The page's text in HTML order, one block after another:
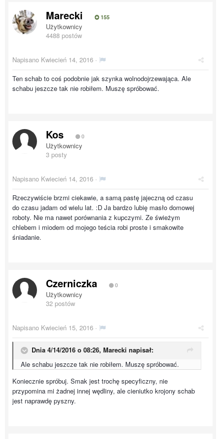
Marecki 155
Użytkownicy
4488 postów
Napisano Kwiecień 14, 2016 ·
Ten schab to coś podobnie jak szynka wolnodojrzewająca. Ale
schabu jeszcze tak nie robiłem. Muszę spróbować.
Kos 0
Użytkownicy
3 posty
Napisano Kwiecień 14, 2016 ·
Rzeczywiście brzmi ciekawie, a samą pastę jajeczną od czasu
do czasu jadam od wielu lat. :D Ja bardzo lubię masło domowej
roboty. Nie ma nawet porównania z kupczymi. Ze świeżym
chlebem i miodem od mojego teścia robi proste i smakowite
śniadanie.
Czerniczka 0
Użytkownicy
32 postów
Napisano Kwiecień 15, 2016 ·
Dnia 4/14/2016 o 08:26, Marecki napisał:
Ale schabu jeszcze tak nie robiłem. Muszę spróbować.
Koniecznie spróbuj. Smak jest trochę specyficzny, nie
przypomina mi żadnej innej wędliny, ale cieniutko krojony schab
jest naprawdę pyszny.